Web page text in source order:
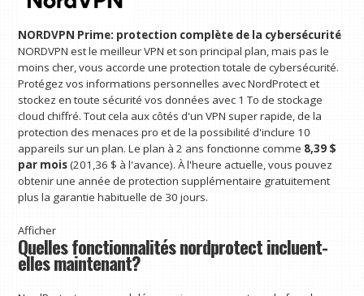
NORDVPN Prime: protection complète de la cybersécurité
NORDVPN est le meilleur VPN et son principal plan, mais pas le
moins cher, vous accorde une protection totale de cybersécurité.
Protégez vos informations personnelles avec NordProtect et
stockez en toute sécurité vos données avec 1 To de stockage
cloud chiffré. Tout cela aux côtés d'un VPN super rapide, de la
protection des menaces pro et de la possibilité d'inclure 10
appareils sur un plan. Le plan à 2 ans fonctionne comme 8,39 $
par mois(201,36 $ à l'avance). À l'heure actuelle, vous pouvez
obtenir une année de protection supplémentaire gratuitement
plus la garantie habituelle de 30 jours.
Afficher
Quelles fonctionnalités nordprotect incluent-
elles maintenant?